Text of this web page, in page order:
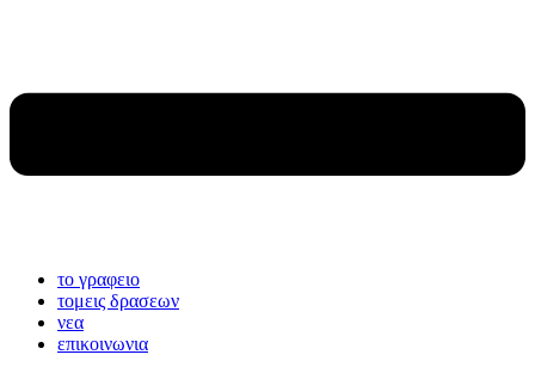
το γραφειο
τομεις δρασεων
νεα
επικοινωνια